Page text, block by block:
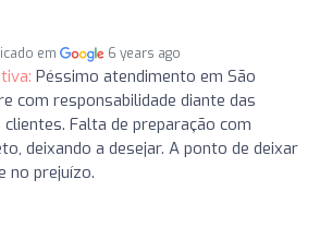
em 6 years ago
Péssimo atendimento em São
com responsabilidade diante das
Falta de preparação com
deixando a desejar. A ponto de deixar
no prejuízo.